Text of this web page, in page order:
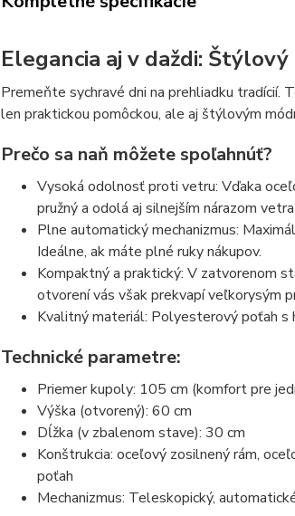
Elegancia aj v daždi:
Premeňte sychravé dni na prehliadku tradícií.
len praktickou pomôckou, ale aj štýlovým
Prečo sa naň môžete spoľahnúť?
Vysoká odolnosť proti vetru: Vďaka
pružný a odolá aj silnejším nárazom
Plne automatický mechanizmus:
Ideálne, ak máte plné ruky nákupov.
Kompaktný a praktický: V zatvorenom
otvorení vás však prekvapí veľkorysým
Kvalitný materiál: Polyesterový poťah s
Technické parametre:
Priemer kupoly: 105 cm (komfort pre
Výška (otvorený): 60 cm
Dĺžka (v zbalenom stave): 30 cm
Konštrukcia: oceľový zosilnený rám,
poťah
Mechanizmus: Teleskopický,